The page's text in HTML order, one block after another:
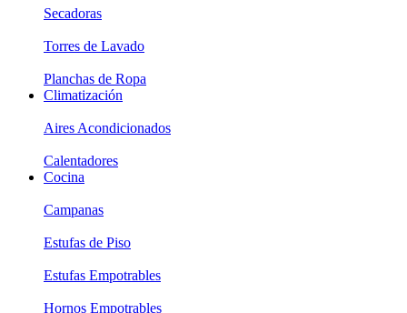
Secadoras
Torres de Lavado
Planchas de Ropa
Climatización
Aires Acondicionados
Calentadores
Cocina
Campanas
Estufas de Piso
Estufas Empotrables
Hornos Empotrables